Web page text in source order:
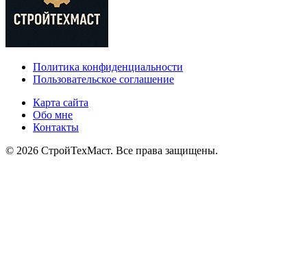
Политика конфиденциальности
Пользовательское соглашение
Карта сайта
Обо мне
Контакты
© 2026 СтройТехМаст. Все права защищены.